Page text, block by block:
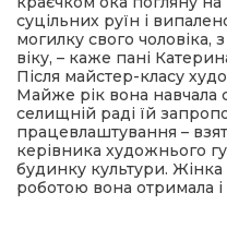
суцільних руїн і
могилку свого чоловіка,
віку, – каже пані
Після майстер-класу
Майже рік вона навчала
селищній раді їй
працевлаштування –
керівника художнього
будинку культури. Жінка
роботою вона отримала